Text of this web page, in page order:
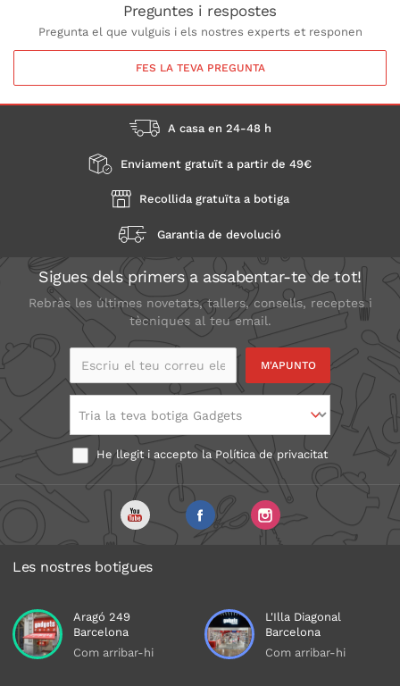
Preguntes i respostes
Pregunta el que vulguis i els nostres experts et responen
FES LA TEVA PREGUNTA
A casa en 24-48 h
Enviament gratuït a partir de 49€
Recollida gratuïta a botiga
Garantia de devolució
Sigues dels primers a assabentar-te de tot!
Rebràs les últimes novetats, tallers, consells, receptes i
tècniques al teu email.
Escriu el teu correu
Tria la teva botiga Gadgets
He llegit i accepto la Política de privacitat
Les nostres botigues
Aragó 249
Barcelona
Com arribar-hi
L'Illa Diagonal
Barcelona
Com arribar-hi